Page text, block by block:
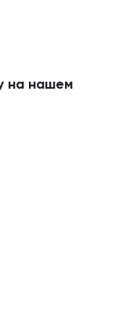
на нашем